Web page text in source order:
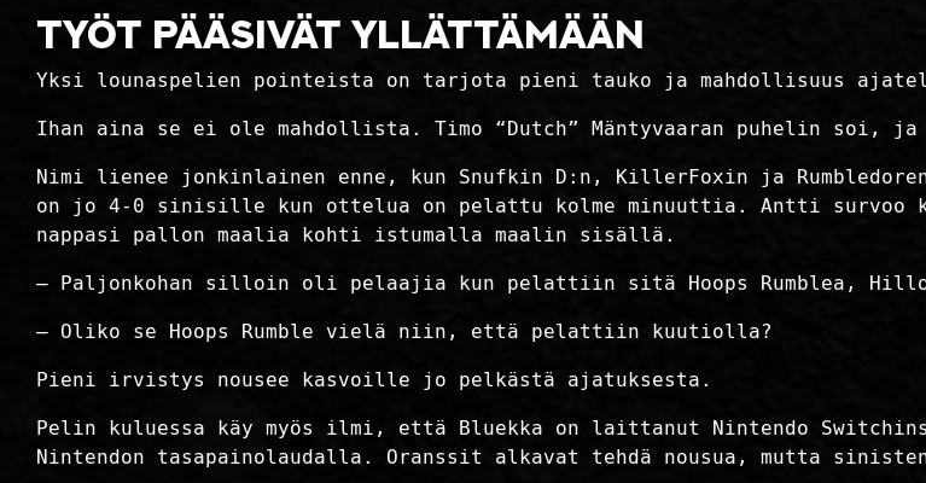
TYÖT PÄÄSIVÄT YLLÄTTÄMÄÄN
Yksi lounaspelien pointeista on tarjota pieni tauko ja mahdollisuus
Ihan aina se ei ole mahdollista. Timo “Dutch” Mäntyvaaran puhelin soi,
Nimi lienee jonkinlainen enne, kun Snufkin D:n, KillerFoxin ja
on jo 4-0 sinisille kun ottelua on pelattu kolme minuuttia. Antti survoo
nappasi pallon maalia kohti istumalla maalin sisällä.
– Paljonkohan silloin oli pelaajia kun pelattiin sitä Hoops Rumblea,
– Oliko se Hoops Rumble vielä niin, että pelattiin kuutiolla?
Pieni irvistys nousee kasvoille jo pelkästä ajatuksesta.
Pelin kuluessa käy myös ilmi, että Bluekka on laittanut Nintendo
Nintendon tasapainolaudalla. Oranssit alkavat tehdä nousua, mutta